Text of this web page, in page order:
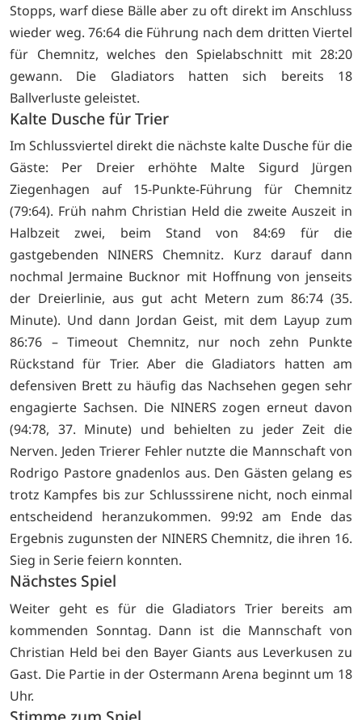
Stopps, warf diese Bälle aber zu oft direkt im Anschluss
wieder weg. 76:64 die Führung nach dem dritten Viertel
für Chemnitz, welches den Spielabschnitt mit 28:20
gewann. Die Gladiators hatten sich bereits 18
Ballverluste geleistet.
Kalte Dusche für Trier
Im Schlussviertel direkt die nächste kalte Dusche für die
Gäste: Per Dreier erhöhte Malte Sigurd Jürgen
Ziegenhagen auf 15-Punkte-Führung für Chemnitz
(79:64). Früh nahm Christian Held die zweite Auszeit in
Halbzeit zwei, beim Stand von 84:69 für die
gastgebenden NINERS Chemnitz. Kurz darauf dann
nochmal Jermaine Bucknor mit Hoffnung von jenseits
der Dreierlinie, aus gut acht Metern zum 86:74 (35.
Minute). Und dann Jordan Geist, mit dem Layup zum
86:76 – Timeout Chemnitz, nur noch zehn Punkte
Rückstand für Trier. Aber die Gladiators hatten am
defensiven Brett zu häufig das Nachsehen gegen sehr
engagierte Sachsen. Die NINERS zogen erneut davon
(94:78, 37. Minute) und behielten zu jeder Zeit die
Nerven. Jeden Trierer Fehler nutzte die Mannschaft von
Rodrigo Pastore gnadenlos aus. Den Gästen gelang es
trotz Kampfes bis zur Schlusssirene nicht, noch einmal
entscheidend heranzukommen. 99:92 am Ende das
Ergebnis zugunsten der NINERS Chemnitz, die ihren 16.
Sieg in Serie feiern konnten.
Nächstes Spiel
Weiter geht es für die Gladiators Trier bereits am
kommenden Sonntag. Dann ist die Mannschaft von
Christian Held bei den Bayer Giants aus Leverkusen zu
Gast. Die Partie in der Ostermann Arena beginnt um 18
Uhr.